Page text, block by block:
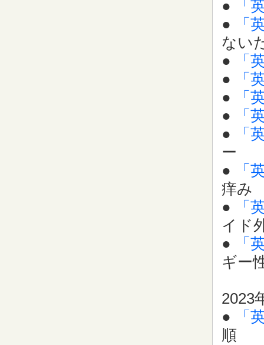
●
「
●
「
ない
●
「
●
「
●
「
●
「
●
「
ー
●
「
痒み
●
「
イド
●
「
ギー
2023
●
「
順